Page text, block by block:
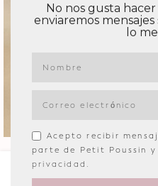
No nos gusta
enviaremos
lo
Acepto recibir
parte de Petit Poussin
privacidad .
Portada»Tienda»BEBE»